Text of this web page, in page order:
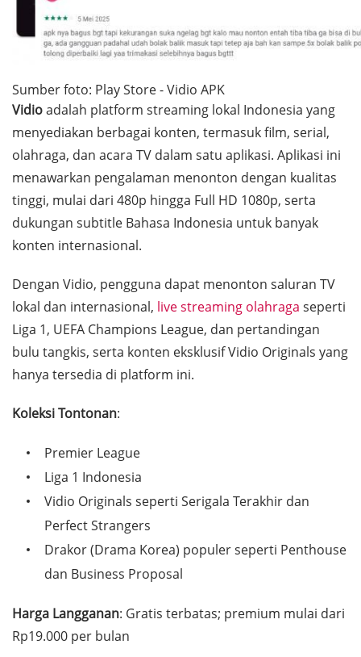
Sumber foto: Play Store - Vidio APK
Vidioadalah platform streaming lokal Indonesia yang
menyediakan berbagai konten, termasuk film, serial,
olahraga, dan acara TV dalam satu aplikasi. Aplikasi ini
menawarkan pengalaman menonton dengan kualitas
tinggi, mulai dari 480p hingga Full HD 1080p, serta
dukungan subtitle Bahasa Indonesia untuk banyak
konten internasional.
Dengan Vidio, pengguna dapat menonton saluran TV
lokal dan internasional, live streaming olahraga seperti
Liga 1, UEFA Champions League, dan pertandingan
bulu tangkis, serta konten eksklusif Vidio Originals yang
hanya tersedia di platform ini.
Koleksi Tontonan:
Premier League
Liga 1 Indonesia
Vidio Originals seperti Serigala Terakhir dan
Perfect Strangers
Drakor (Drama Korea) populer seperti Penthouse
dan Business Proposal
Harga Langganan: Gratis terbatas; premium mulai dari
Rp19.000 per bulan